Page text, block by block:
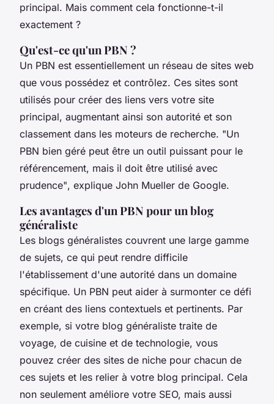
principal. Mais comment cela fonctionne-t-il
exactement ?
Qu'est-ce qu'un PBN ?
Un PBN est essentiellement un réseau de sites web
que vous possédez et contrôlez. Ces sites sont
utilisés pour créer des liens vers votre site
principal, augmentant ainsi son autorité et son
classement dans les moteurs de recherche. "Un
PBN bien géré peut être un outil puissant pour le
référencement, mais il doit être utilisé avec
prudence", explique John Mueller de Google.
Les avantages d'un PBN pour un blog
généraliste
Les blogs généralistes couvrent une large gamme
de sujets, ce qui peut rendre difficile
l'établissement d'une autorité dans un domaine
spécifique. Un PBN peut aider à surmonter ce défi
en créant des liens contextuels et pertinents. Par
exemple, si votre blog généraliste traite de
voyage, de cuisine et de technologie, vous
pouvez créer des sites de niche pour chacun de
ces sujets et les relier à votre blog principal. Cela
non seulement améliore votre SEO, mais aussi